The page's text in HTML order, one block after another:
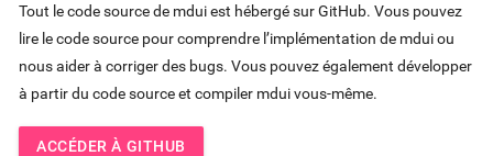
Tout le code source de mdui est hébergé sur GitHub. Vous pouvez
lire le code source pour comprendre l’implémentation de mdui ou
nous aider à corriger des bugs. Vous pouvez également développer
à partir du code source et compiler mdui vous-même.
ACCÉDER À GITHUB